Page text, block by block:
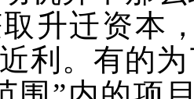
升迁资本
利。有的